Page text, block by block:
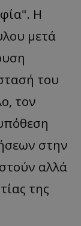
Η
μετά
του
τον
στην
αλλά
της